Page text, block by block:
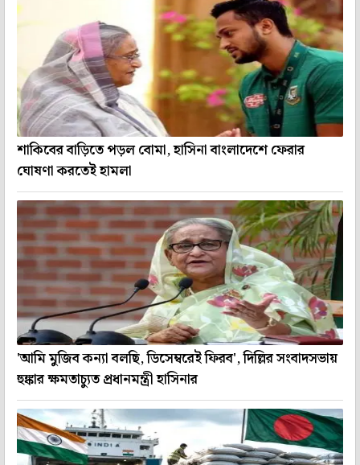
শাকিবের বাড়িতে পড়ল বোমা, হাসিনা বাংলাদেশে ফেরার
ঘোষণা করতেই হামলা
'আমি মুজিব কন্যা বলছি, ডিসেম্বরেই ফিরব', দিল্লির সংবাদসভায়
হুঙ্কার ক্ষমতাচ্যুত প্রধানমন্ত্রী হাসিনার